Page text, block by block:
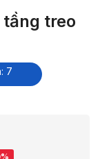
tầng treo
7